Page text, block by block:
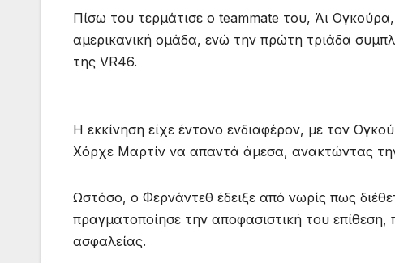
Πίσω του τερμάτισε ο teammate του, Άι
αμερικανική ομάδα, ενώ την πρώτη τριάδα
της VR46.
Η εκκίνηση είχε έντονο ενδιαφέρον, με τον
Χόρχε Μαρτίν να απαντά άμεσα, ανακτώντας
Ωστόσο, ο Φερνάντεθ έδειξε από νωρίς πως
πραγματοποίησε την αποφασιστική του
ασφαλείας.